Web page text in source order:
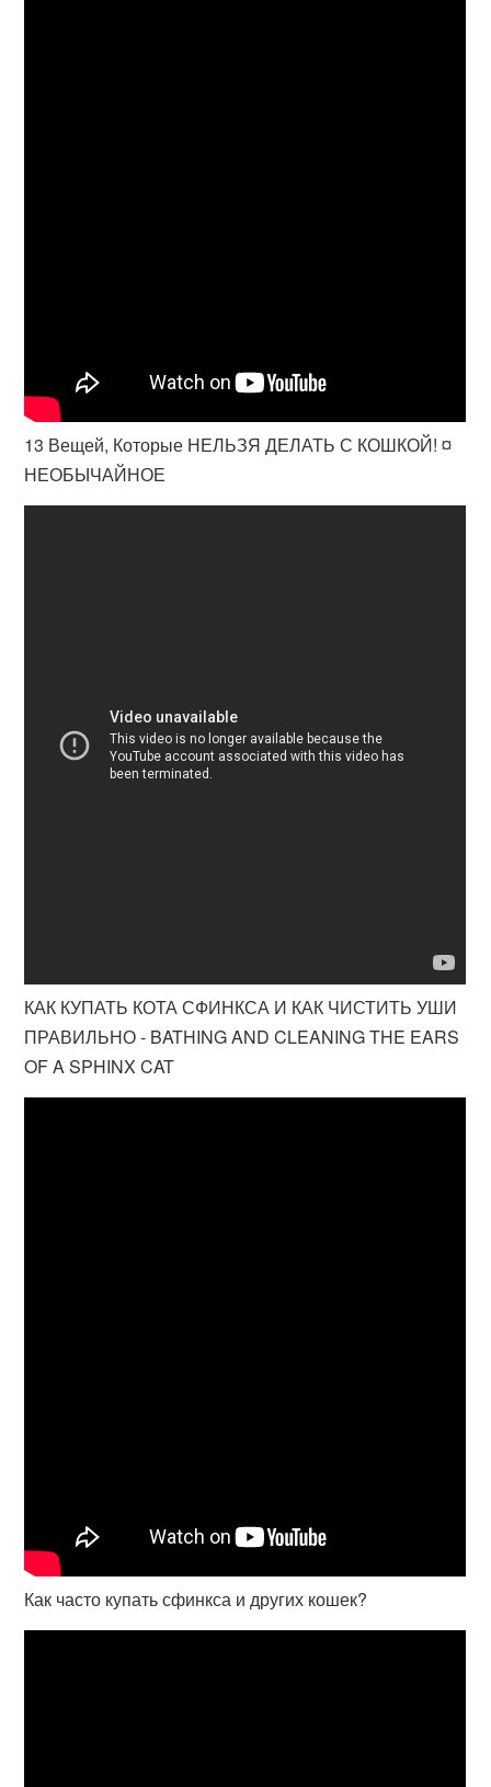
13 Вещей, Которые НЕЛЬЗЯ ДЕЛАТЬ С КОШКОЙ! ¤
НЕОБЫЧАЙНОЕ
КАК КУПАТЬ КОТА СФИНКСА И КАК ЧИСТИТЬ УШИ
ПРАВИЛЬНО - BATHING AND CLEANING THE EARS
OF A SPHINX CAT
Как часто купать сфинкса и других кошек?